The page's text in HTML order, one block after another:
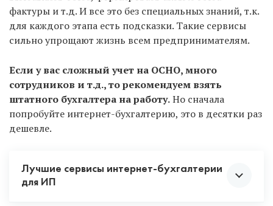
фактуры и т.д. И все это без специальных знаний, т.к.
для каждого этапа есть подсказки. Такие сервисы
сильно упрощают жизнь всем предпринимателям.
Если у вас сложный учет на ОСНО, много
сотрудников и т.д., то рекомендуем взять
штатного бухгалтера на работу.Но сначала
попробуйте интернет-бухгалтерию, это в десятки раз
дешевле.
Лучшие сервисы интернет-бухгалтерии
для ИП